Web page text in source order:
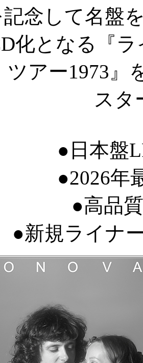
念して名盤
化となる『
ツアー1973』
スタ
●日本盤
●2026年
●高品
●新規ライナ